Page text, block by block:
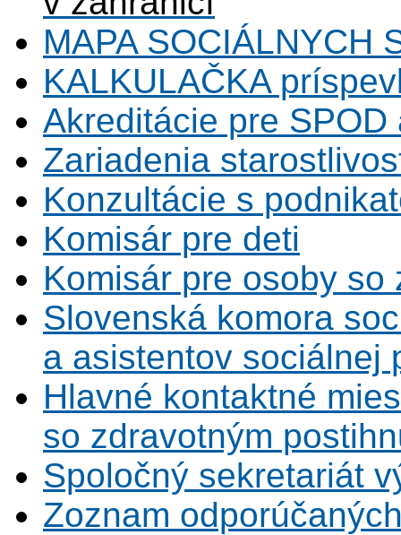
MAPA SOCIÁLNYCH
KALKULAČKA
Akreditácie pre
Zariadenia
Konzultácie s
Komisár pre deti
Komisár pre osoby
Slovenská komora
a asistentov sociálnej
Hlavné kontaktné
so zdravotným
Spoločný sekretariát
Zoznam